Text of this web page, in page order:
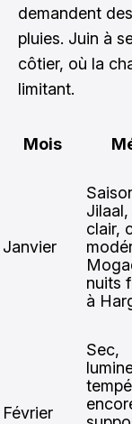
demandent
pluies. Juin à
côtier, où la
limitant.
Mois
Janvier
clair,
nuits
à
Février
Sec,